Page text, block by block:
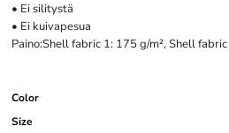
• Ei silitystä
• Ei kuivapesua
Paino:Shell fabric 1: 175 g/m², Shell
Color
Size